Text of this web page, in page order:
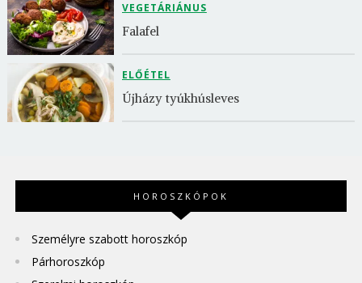
VEGETÁRIÁNUS
Falafel
ELŐÉTEL
Újházy tyúkhúsleves
HOROSZKÓPOK
Személyre szabott horoszkóp
Párhoroszkóp